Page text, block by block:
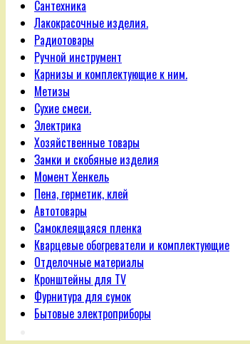
Сантехника
Лакокрасочные изделия.
Радиотовары
Ручной инструмент
Карнизы и комплектующие к ним.
Метизы
Сухие смеси.
Электрика
Хозяйственные товары
Замки и скобяные изделия
Момент Хенкель
Пена, герметик, клей
Автотовары
Самоклеящаяся пленка
Кварцевые обогреватели и комплектующие
Отделочные материалы
Кронштейны для TV
Фурнитура для сумок
Бытовые электроприборы